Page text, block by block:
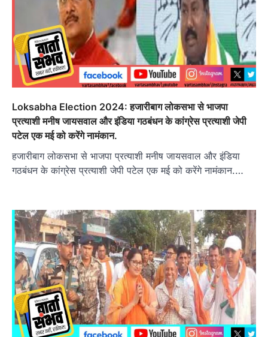
Loksabha Election 2024: हजारीबाग लोकसभा से भाजपा
प्रत्याशी मनीष जायसवाल और इंडिया गठबंधन के कांग्रेस प्रत्याशी जेपी
पटेल एक मई को करेंगे नामंकान.
हजारीबाग लोकसभा से भाजपा प्रत्याशी मनीष जायसवाल और इंडिया
गठबंधन के कांग्रेस प्रत्याशी जेपी पटेल एक मई को करेंगे नामंकान.…